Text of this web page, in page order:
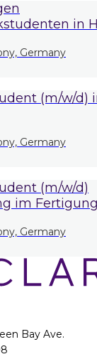
in
Germany
(m/w/d)
Germany
(m/w/d)
im
Germany
Bay Ave.